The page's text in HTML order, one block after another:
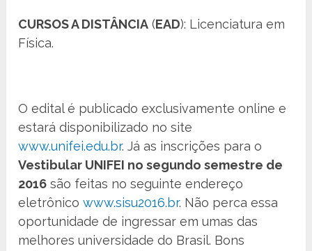
CURSOS A DISTÂNCIA (EAD): Licenciatura em
Física.
O edital é publicado exclusivamente online e
estará disponibilizado no site
www.unifei.edu.br. Já as inscrições para o
Vestibular UNIFEI no segundo semestre de
2016 são feitas no seguinte endereço
eletrônicowww.sisu2016.br. Não perca essa
oportunidade de ingressar em umas das
melhores universidade do Brasil. Bons